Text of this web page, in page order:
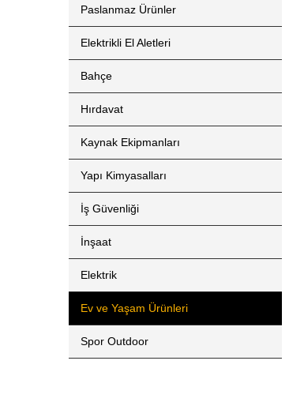
Paslanmaz Ürünler
Elektrikli El Aletleri
Bahçe
Hırdavat
Kaynak Ekipmanları
Yapı Kimyasalları
İş Güvenliği
İnşaat
Elektrik
Ev ve Yaşam Ürünleri
Spor Outdoor